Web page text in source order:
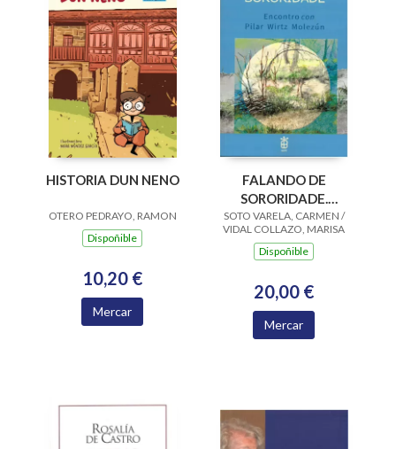
HISTORIA DUN NENO
OTERO PEDRAYO, RAMON
Dispoñible
10,20 €
Mercar
FALANDO DE
SORORIDADE.
ENCONTRO CON
PILAR WIRTZ
MOLEZUN
SOTO VARELA, CARMEN /
VIDAL COLLAZO, MARISA
Dispoñible
20,00 €
Mercar